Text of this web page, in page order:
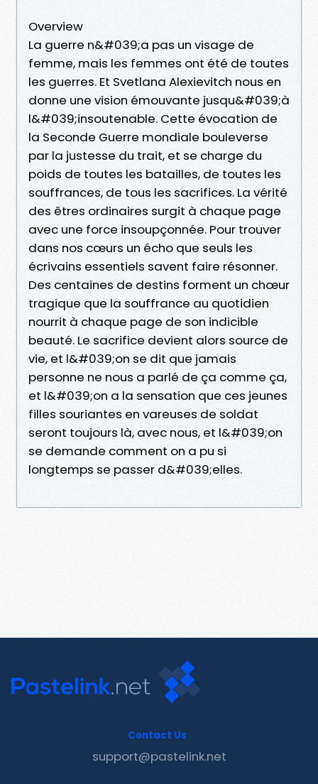
Overview
La guerre n&#039;a pas un visage de
femme, mais les femmes ont été de toutes
les guerres. Et Svetlana Alexievitch nous en
donne une vision émouvante jusqu&#039;à
l&#039;insoutenable. Cette évocation de
la Seconde Guerre mondiale bouleverse
par la justesse du trait, et se charge du
poids de toutes les batailles, de toutes les
souffrances, de tous les sacrifices. La vérité
des êtres ordinaires surgit à chaque page
avec une force insoupçonnée. Pour trouver
dans nos cœurs un écho que seuls les
écrivains essentiels savent faire résonner.
Des centaines de destins forment un chœur
tragique que la souffrance au quotidien
nourrit à chaque page de son indicible
beauté. Le sacrifice devient alors source de
vie, et l&#039;on se dit que jamais
personne ne nous a parlé de ça comme ça,
et l&#039;on a la sensation que ces jeunes
filles souriantes en vareuses de soldat
seront toujours là, avec nous, et l&#039;on
se demande comment on a pu si
longtemps se passer d&#039;elles.
Contact Us
support@pastelink.net